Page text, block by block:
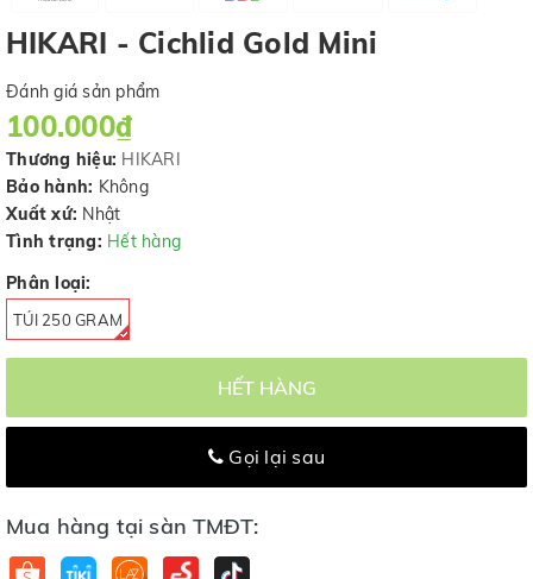
HIKARI - Cichlid Gold Mini
Đánh giá sản phẩm
100.000₫
Thương hiệu: HIKARI
Bảo hành: Không
Xuất xứ: Nhật
Tình trạng: Hết hàng
Phân loại:
TÚI 250 GRAM
HẾT HÀNG
Gọi lại sau
Mua hàng tại sàn TMĐT: